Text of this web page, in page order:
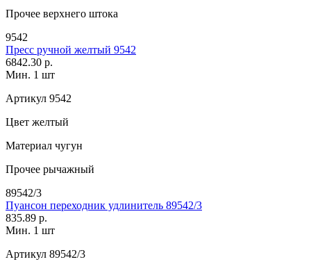
Прочее верхнего штока
9542
Пресс ручной желтый 9542
6842.30 р.
Мин. 1 шт
Артикул 9542
Цвет желтый
Материал чугун
Прочее рычажный
89542/3
Пуансон переходник удлинитель 89542/3
835.89 р.
Мин. 1 шт
Артикул 89542/3